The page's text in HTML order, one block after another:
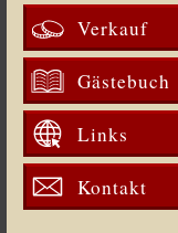
Verkauf
Gästebuch
Links
Kontakt